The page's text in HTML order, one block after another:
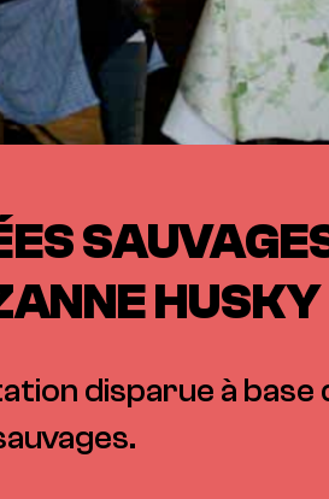
HUSKY
disparue à base